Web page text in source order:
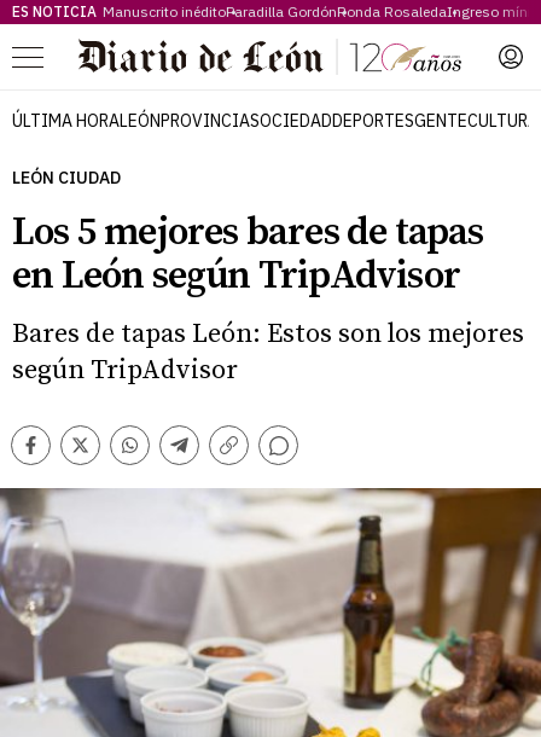
ES NOTICIA Manuscrito inéditoParadilla GordónRonda RosaledaIngreso
Menú
ÚLTIMA HORALEÓNPROVINCIASOCIEDADDEPORTESGENTECULTURA
LEÓN CIUDAD
Los 5 mejores bares de tapas
en León según TripAdvisor
Bares de tapas León: Estos son los mejores
según TripAdvisor
Facebook
TwitterWhatsappTelegram
Copiar
Comentarios